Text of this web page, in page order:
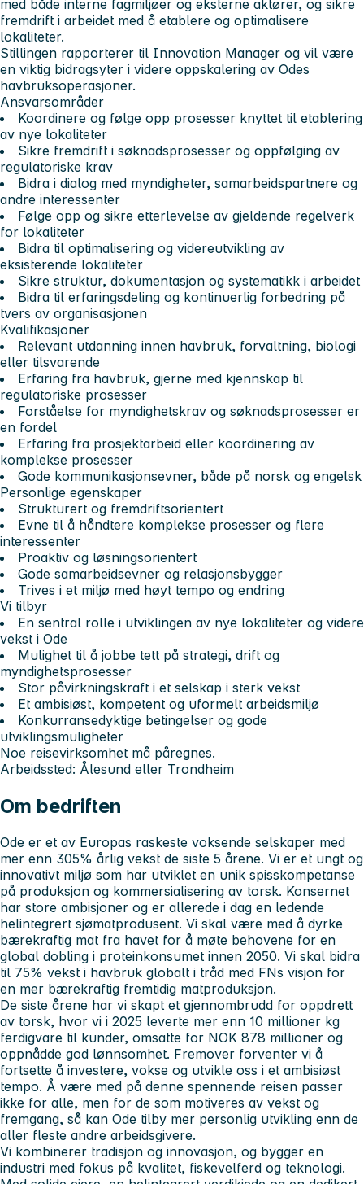
med både interne fagmiljøer og eksterne aktører, og sikre
fremdrift i arbeidet med å etablere og optimalisere
lokaliteter.
Stillingen rapporterer til Innovation Manager og vil være
en viktig bidragsyter i videre oppskalering av Odes
havbruksoperasjoner.
Ansvarsområder
Koordinere og følge opp prosesser knyttet til etablering
av nye lokaliteter
Sikre fremdrift i søknadsprosesser og oppfølging av
regulatoriske krav
Bidra i dialog med myndigheter, samarbeidspartnere og
andre interessenter
Følge opp og sikre etterlevelse av gjeldende regelverk
for lokaliteter
Bidra til optimalisering og videreutvikling av
eksisterende lokaliteter
Sikre struktur, dokumentasjon og systematikk i arbeidet
Bidra til erfaringsdeling og kontinuerlig forbedring på
tvers av organisasjonen
Kvalifikasjoner
Relevant utdanning innen havbruk, forvaltning, biologi
eller tilsvarende
Erfaring fra havbruk, gjerne med kjennskap til
regulatoriske prosesser
Forståelse for myndighetskrav og søknadsprosesser er
en fordel
Erfaring fra prosjektarbeid eller koordinering av
komplekse prosesser
Gode kommunikasjonsevner, både på norsk og engelsk
Personlige egenskaper
Strukturert og fremdriftsorientert
Evne til å håndtere komplekse prosesser og flere
interessenter
Proaktiv og løsningsorientert
Gode samarbeidsevner og relasjonsbygger
Trives i et miljø med høyt tempo og endring
Vi tilbyr
En sentral rolle i utviklingen av nye lokaliteter og videre
vekst i Ode
Mulighet til å jobbe tett på strategi, drift og
myndighetsprosesser
Stor påvirkningskraft i et selskap i sterk vekst
Et ambisiøst, kompetent og uformelt arbeidsmiljø
Konkurransedyktige betingelser og gode
utviklingsmuligheter
Noe reisevirksomhet må påregnes.
Arbeidssted: Ålesund eller Trondheim
Om bedriften
Ode er et av Europas raskeste voksende selskaper med
mer enn 305% årlig vekst de siste 5 årene. Vi er et ungt og
innovativt miljø som har utviklet en unik spisskompetanse
på produksjon og kommersialisering av torsk. Konsernet
har store ambisjoner og er allerede i dag en ledende
helintegrert sjømatprodusent. Vi skal være med å dyrke
bærekraftig mat fra havet for å møte behovene for en
global dobling i proteinkonsumet innen 2050. Vi skal bidra
til 75% vekst i havbruk globalt i tråd med FNs visjon for
en mer bærekraftig fremtidig matproduksjon.
De siste årene har vi skapt et gjennombrudd for oppdrett
av torsk, hvor vi i 2025 leverte mer enn 10 millioner kg
ferdigvare til kunder, omsatte for NOK 878 millioner og
oppnådde god lønnsomhet. Fremover forventer vi å
fortsette å investere, vokse og utvikle oss i et ambisiøst
tempo. Å være med på denne spennende reisen passer
ikke for alle, men for de som motiveres av vekst og
fremgang, så kan Ode tilby mer personlig utvikling enn de
aller fleste andre arbeidsgivere.
Vi kombinerer tradisjon og innovasjon, og bygger en
industri med fokus på kvalitet, fiskevelferd og teknologi.